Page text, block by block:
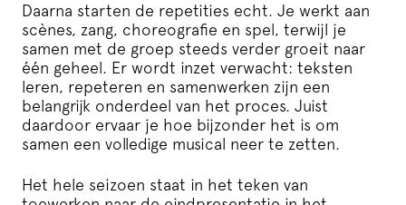
Daarna starten de repetities echt. Je werkt aan
scènes, zang, choreografie en spel, terwijl je
samen met de groep steeds verder groeit naar
één geheel. Er wordt inzet verwacht: teksten
leren, repeteren en samenwerken zijn een
belangrijk onderdeel van het proces. Juist
daardoor ervaar je hoe bijzonder het is om
samen een volledige musical neer te zetten.
Het hele seizoen staat in het teken van